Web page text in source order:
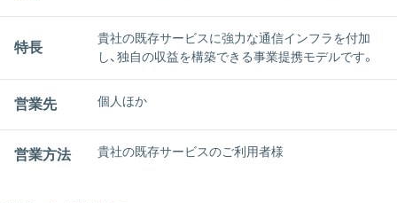
特長
貴社の既存サービスに強⼒な通信インフラを付加
し、独⾃の収益を構築できる事業提携モデルです。
営業先 個人ほか
営業方法 貴社の既存サービスのご利⽤者様